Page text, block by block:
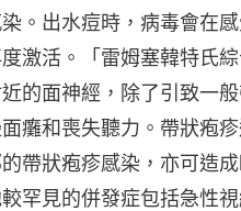
。出水痘時，病毒會在
激活。「雷姆塞韓特氏
的面神經，除了引致一
癱和喪失聽力。帶狀疱
帶狀疱疹感染，亦可造
罕見的併發症包括急性